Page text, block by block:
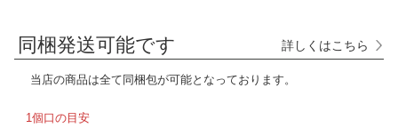
同梱発送可能です 詳しくはこちら
当店の商品は全て 同梱包が可能となっております。
1個口の目安